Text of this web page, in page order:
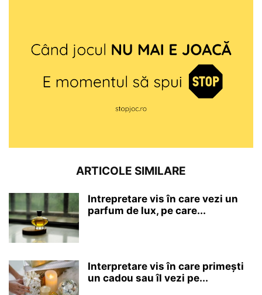
ARTICOLE SIMILARE
Intrepretare vis în care vezi un
parfum de lux, pe care...
Interpretare vis în care primești
un cadou sau îl vezi pe...